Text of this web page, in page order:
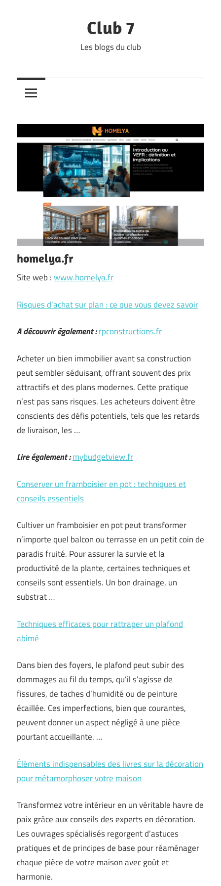
Club 7
Les blogs du club
homelya.fr
Site web :www.homelya.fr
Risques d’achat sur plan : ce que vous devez savoir
A découvrir également :rpconstructions.fr
Acheter un bien immobilier avant sa construction
peut sembler séduisant, offrant souvent des prix
attractifs et des plans modernes. Cette pratique
n’est pas sans risques. Les acheteurs doivent être
conscients des défis potentiels, tels que les retards
de livraison, les …
Lire également :mybudgetview.fr
Conserver un framboisier en pot : techniques et
conseils essentiels
Cultiver un framboisier en pot peut transformer
n’importe quel balcon ou terrasse en un petit coin de
paradis fruité. Pour assurer la survie et la
productivité de la plante, certaines techniques et
conseils sont essentiels. Un bon drainage, un
substrat …
Techniques efficaces pour rattraper un plafond
abîmé
Dans bien des foyers, le plafond peut subir des
dommages au fil du temps, qu’il s’agisse de
fissures, de taches d’humidité ou de peinture
écaillée. Ces imperfections, bien que courantes,
peuvent donner un aspect négligé à une pièce
pourtant accueillante. …
Éléments indispensables des livres sur la décoration
pour métamorphoser votre maison
Transformez votre intérieur en un véritable havre de
paix grâce aux conseils des experts en décoration.
Les ouvrages spécialisés regorgent d’astuces
pratiques et de principes de base pour réaménager
chaque pièce de votre maison avec goût et
harmonie.